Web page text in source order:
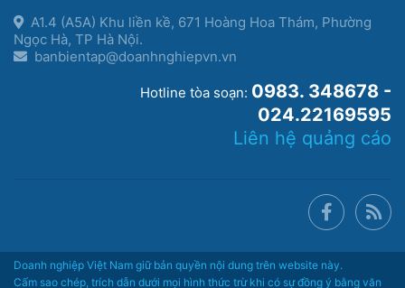
A1.4 (A5A) Khu liền kề, 671 Hoàng Hoa Thám, Phường
Ngọc Hà, TP Hà Nội.
banbientap@doanhnghiepvn.vn
Hotline tòa soạn: 0983. 348678 -
024.22169595
Liên hệ quảng cáo
Doanh nghiệp Việt Nam giữ bản quyền nội dung trên website này.
Cấm sao chép, trích dẫn dưới mọi hình thức trừ khi có sự đồng ý bằng văn